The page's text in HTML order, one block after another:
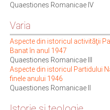
Quaestiones Romanicae IV
Varia
Aspecte din istoricul activităţii
Banat în anul 1947
Quaestiones Romanicae III
Aspecte din istoricul Partidului
finele anului 1946
Quaestiones Romanicae II